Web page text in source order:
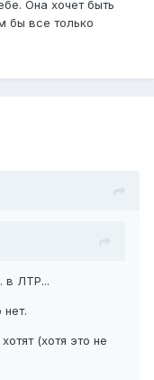
Она хочет быть
бы все только
в ЛТР...
нет.
(хотя это не